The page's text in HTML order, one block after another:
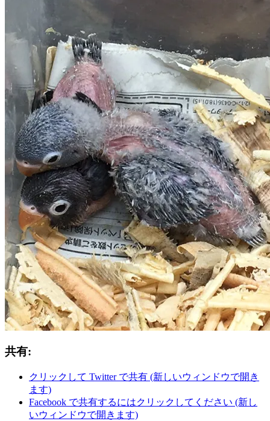
共有:
クリックして Twitter で共有 (新しいウィンドウで開き
ます)
Facebook で共有するにはクリックしてください (新し
いウィンドウで開きます)